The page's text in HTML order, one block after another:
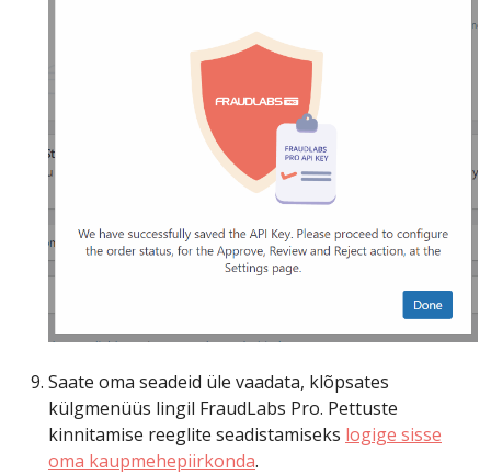
Saate oma seadeid üle vaadata, klõpsates
külgmenüüs lingil FraudLabs Pro. Pettuste
kinnitamise reeglite seadistamiseks logige sisse
oma kaupmehepiirkonda.